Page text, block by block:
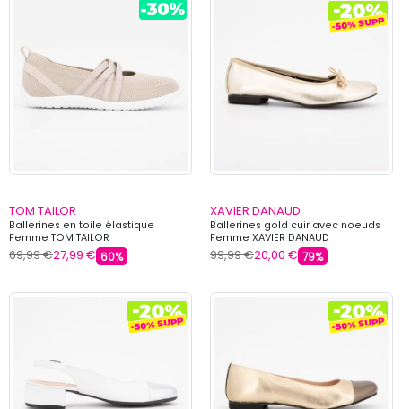
TOM TAILOR
Ballerines en toile élastique
Femme TOM TAILOR
69,99 €27,99 € 60%
XAVIER DANAUD
Ballerines gold cuir avec noeuds
Femme XAVIER DANAUD
99,99 €20,00 € 79%